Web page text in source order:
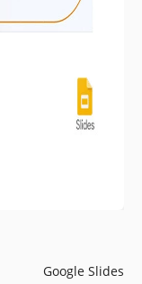
Google Slides